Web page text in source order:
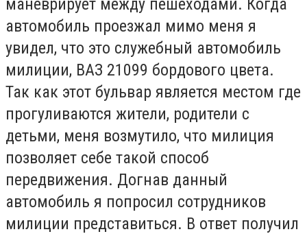
маневрирует между пешеходами. Когда
автомобиль проезжал мимо меня я
увидел, что это служебный автомобиль
милиции, ВАЗ 21099 бордового цвета.
Так как этот бульвар является местом где
прогуливаются жители, родители с
детьми, меня возмутило, что милиция
позволяет себе такой способ
передвижения. Догнав данный
автомобиль я попросил сотрудников
милиции представиться. В ответ получил